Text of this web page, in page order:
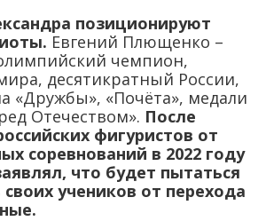
позиционируют
Евгений Плющенко –
чемпион,
десятикратный России,
«Дружбы», «Почёта», медали
Отечеством». После
фигуристов от
соревнований в 2022 году
что будет пытаться
учеников от перехода